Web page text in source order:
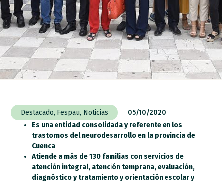
Destacado, Fespau, Noticias
05/10/2020
Es una entidad consolidada y referente en los
trastornos del neurodesarrollo en la provincia de
Cuenca
Atiende a más de 130 familias con servicios de
atención integral, atención temprana, evaluación,
diagnóstico y tratamiento y orientación escolar y